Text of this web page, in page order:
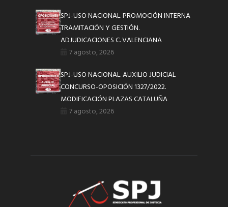
SPJ-USO NACIONAL. PROMOCIÓN INTERNA
TRAMITACIÓN Y GESTIÓN.
ADJUDICACIONES C. VALENCIANA
7 agosto, 2026
SPJ-USO NACIONAL. AUXILIO JUDICIAL
CONCURSO-OPOSICIÓN 1327/2022.
MODIFICACIÓN PLAZAS CATALUÑA
7 agosto, 2026